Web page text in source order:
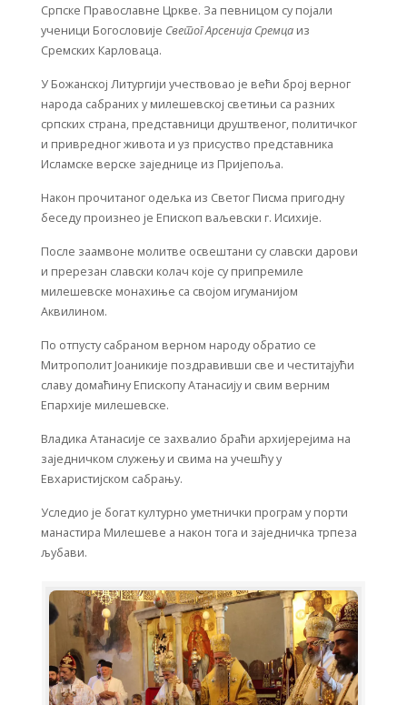
Српске Православне Цркве. За певницом су појали
ученици Богословије Светог Арсенија Сремца из
Сремских Карловаца.
У Божанској Литургији учествовао је већи број верног
народа сабраних у милешевској светињи са разних
српских страна, представници друштвеног, политичког
и привредног живота и уз присуство представника
Исламске верске заједнице из Пријепоља.
Након прочитаног одељка из Светог Писма пригодну
беседу произнео је Епископ ваљевски г. Исихије.
После заамвоне молитве освештани су славски дарови
и пререзан славски колач које су припремиле
милешевске монахиње са својом игуманијом
Аквилином.
По отпусту сабраном верном народу обратио се
Митрополит Јоаникије поздравивши све и честитајући
славу домаћину Епископу Атанасију и свим верним
Епархије милешевске.
Владика Атанасије се захвалио браћи архијерејима на
заједничком служењу и свима на учешћу у
Евхаристијском сабрању.
Уследио је богат културно уметнички програм у порти
манастира Милешеве а након тога и заједничка трпеза
љубави.